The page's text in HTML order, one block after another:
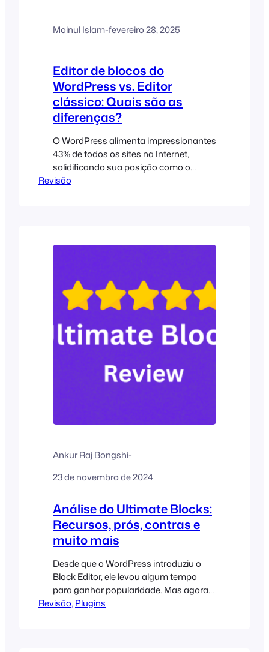
Moinul Islam-fevereiro 28, 2025
Editor de blocos do
WordPress vs. Editor
clássico: Quais são as
diferenças?
O WordPress alimenta impressionantes
43% de todos os sites na Internet,
solidificando sua posição como o
sistema de gerenciamento de conteúdo
nos últimos anos. Em 2018, o
WordPress introduziu o Block Editor
(Gutenberg), substituindo o antigo
Classic Editor. Esse...
Revisão
Ankur Raj Bongshi-
23 de novembro de 2024
Análise do Ultimate Blocks:
Recursos, prós, contras e
muito mais
Desde que o WordPress introduziu o
Block Editor, ele levou algum tempo
para ganhar popularidade. Mas agora
ele está se tornando popular. E é o
Revisão, Plugins